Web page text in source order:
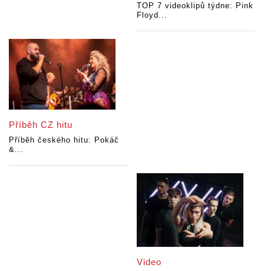
TOP 7 videoklipů týdne: Pink
Floyd...
Příběh CZ hitu
Příběh českého hitu: Pokáč
&...
Video